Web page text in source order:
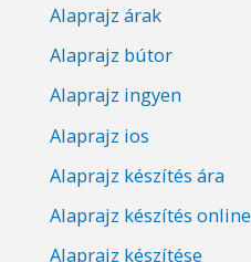
Alaprajz árak
Alaprajz bútor
Alaprajz ingyen
Alaprajz ios
Alaprajz készítés ára
Alaprajz készítés online
Alaprajz készítése